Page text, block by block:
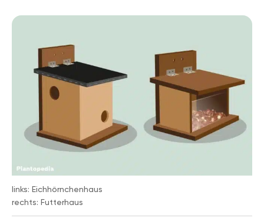
links: Eichhörnchenhaus
rechts: Futterhaus